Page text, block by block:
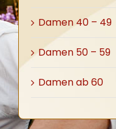
Damen 40 – 49
Damen 50 – 59
Damen ab 60